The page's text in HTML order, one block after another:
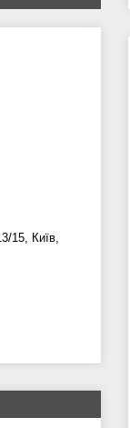
15, Київ,